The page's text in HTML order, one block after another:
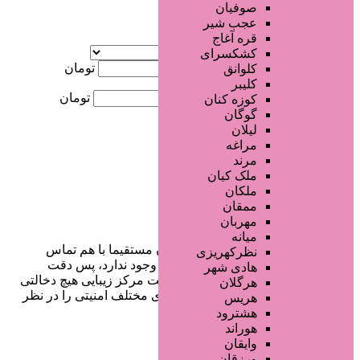
صوفیان
عجب شیر
قره آغاج
کشکسرای
کلوانق
کلیبر
کوزه کنان
گوگان
لیلان
مراغه
مرند
ملک کیان
ملکان
ممقان
مهربان
میانه
نظرکهریزی
هادی شهر
هرگلان
هریس
هشترود
هوراند
وایقان
آگهی ویژه
کمترین قیمت
تومان
بیشترین قیمت تومان
در سایت تبلیغاتی مرکز زیبایی کاربران مستقیما با هم تماس
می‌گیرند و هیچ واسطه‌ای در این میان وجود ندارد، پس دقت
فرمایید که در خرید و فروشِ شما سایت مرکز زیبایی هیچ دخالتی
نداشته و کاربران باید خودشان جنبه‌های مختلف امنیتی را در نظر